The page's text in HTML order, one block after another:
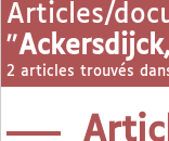
Articles/
"
2 articles trouvés